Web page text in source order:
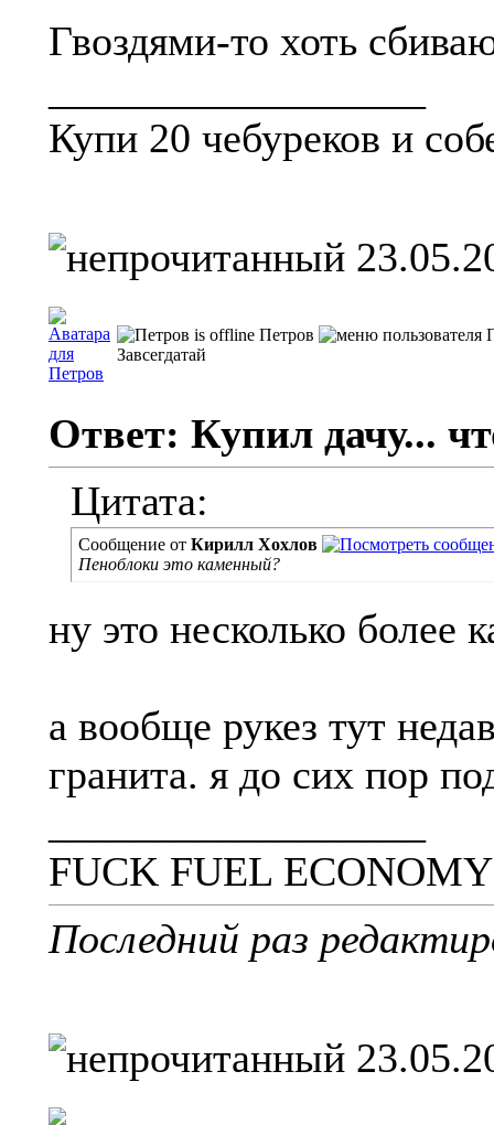
Гвоздями-то хоть
Купи 20 чебуреков и
Петров
Завсегдатай
Ответ: Купил дачу...
Цитата:
Сообщение от Кирилл Хохлов
Пеноблоки это каменный?
ну это несколько более
а вообще рукез тут
гранита. я до сих пор
FUCK FUEL
Последний раз